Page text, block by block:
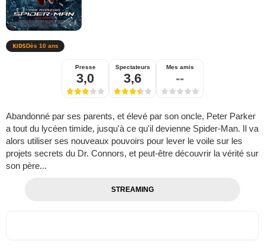
Dès 10 ans
Presse
3,0
Spectateurs
3,6
Mes amis
--
Abandonné par ses parents, et élevé par son oncle, Peter Parker
a tout du lycéen timide, jusqu'à ce qu'il devienne Spider-Man. Il va
alors utiliser ses nouveaux pouvoirs pour lever le voile sur les
projets secrets du Dr. Connors, et peut-être découvrir la vérité sur
son père...
STREAMING